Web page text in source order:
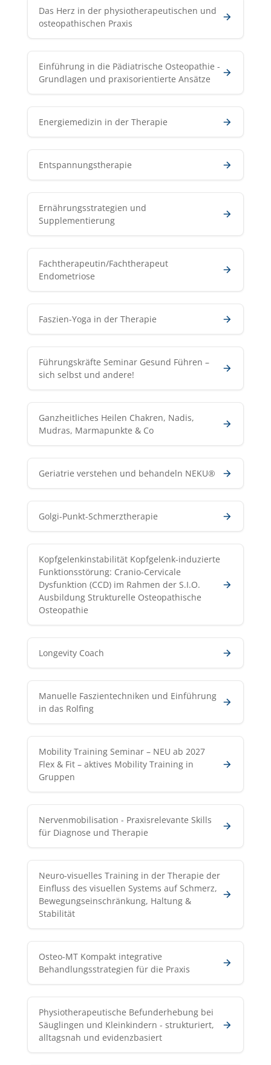
Das Herz in der physiotherapeutischen und
osteopathischen Praxis
Einführung in die Pädiatrische Osteopathie -
Grundlagen und praxisorientierte Ansätze
Energiemedizin in der Therapie
Entspannungstherapie
Ernährungsstrategien und
Supplementierung
Fachtherapeutin/Fachtherapeut
Endometriose
Faszien-Yoga in der Therapie
Führungskräfte Seminar Gesund Führen –
sich selbst und andere!
Ganzheitliches Heilen Chakren, Nadis,
Mudras, Marmapunkte & Co
Geriatrie verstehen und behandeln NEKU®
Golgi-Punkt-Schmerztherapie
Kopfgelenkinstabilität Kopfgelenk-induzierte
Funktionsstörung: Cranio-Cervicale
Dysfunktion (CCD) im Rahmen der S.I.O.
Ausbildung Strukturelle Osteopathische
Osteopathie
Longevity Coach
Manuelle Faszientechniken und Einführung
in das Rolfing
Mobility Training Seminar – NEU ab 2027
Flex & Fit – aktives Mobility Training in
Gruppen
Nervenmobilisation - Praxisrelevante Skills
für Diagnose und Therapie
Neuro-visuelles Training in der Therapie der
Einfluss des visuellen Systems auf Schmerz,
Bewegungseinschränkung, Haltung &
Stabilität
Osteo-MT Kompakt integrative
Behandlungsstrategien für die Praxis
Physiotherapeutische Befunderhebung bei
Säuglingen und Kleinkindern - strukturiert,
alltagsnah und evidenzbasiert